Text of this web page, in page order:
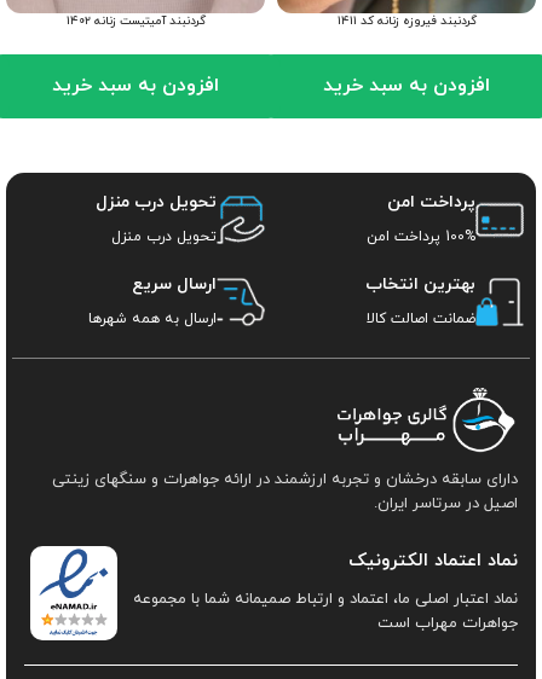
گردنبند فیروزه زنانه کد ۱۴۱۱
افزودن به سبد خرید
گردنبند آمیتیست زنانه ۱۴۰۲
افزودن به سبد خرید
پرداخت امن
100% پرداخت امن
تحویل درب منزل
تحویل درب منزل
بهترین انتخاب
ضمانت اصالت کالا
ارسال سریع
ارسال به همه شهرها
دارای سابقه درخشان و تجربه ارزشمند در ارائه جواهرات و سنگهای زینتی
اصیل در سرتاسر ایران.
نماد اعتماد الکترونیک
نماد اعتبار اصلی ما، اعتماد و ارتباط صمیمانه شما با مجموعه
جواهرات مهراب است